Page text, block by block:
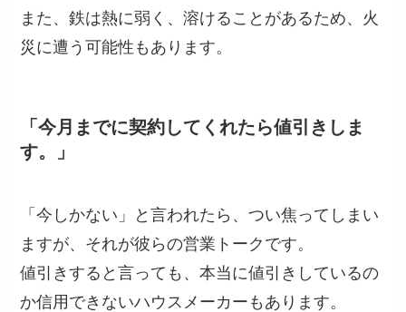
また、鉄は熱に弱く、溶けることがあるため、火
災に遭う可能性もあります。
「今月までに契約してくれたら値引きしま
す。」
「今しかない」と言われたら、つい焦ってしまい
ますが、それが彼らの営業トークです。
値引きすると言っても、本当に値引きしているの
か信用できないハウスメーカーもあります。